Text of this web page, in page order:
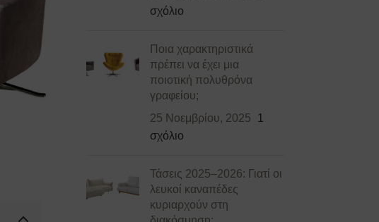
σχόλιο
Ποια χαρακτηριστικά
πρέπει να έχει μια
ποιοτική πολυθρόνα
γραφείου;
25 Νοεμβρίου, 2025
1
σχόλιο
Τάσεις 2025–2026: Γιατί οι
λευκοί καναπέδες
κυριαρχούν στη